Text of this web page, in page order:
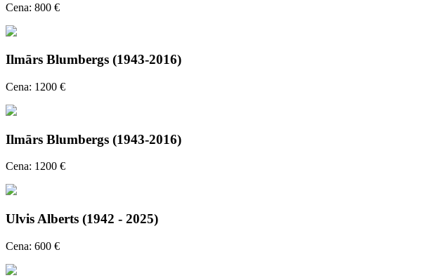
Cena: 800 €
Ilmārs Blumbergs (1943-2016)
Cena: 1200 €
Ilmārs Blumbergs (1943-2016)
Cena: 1200 €
Ulvis Alberts (1942 - 2025)
Cena: 600 €